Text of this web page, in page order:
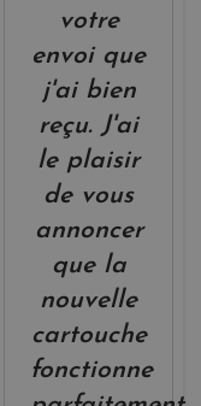
votre
envoi que
j'ai bien
reçu. J'ai
le plaisir
de vous
annoncer
que la
nouvelle
cartouche
fonctionne